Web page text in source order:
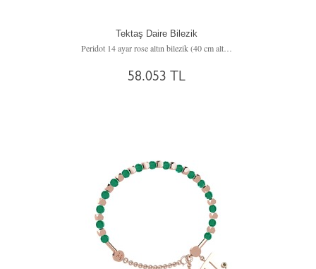
Tektaş Daire Bilezik
Peridot 14 ayar rose altın bilezik (40 cm altın rolo zincir)
58.053 TL